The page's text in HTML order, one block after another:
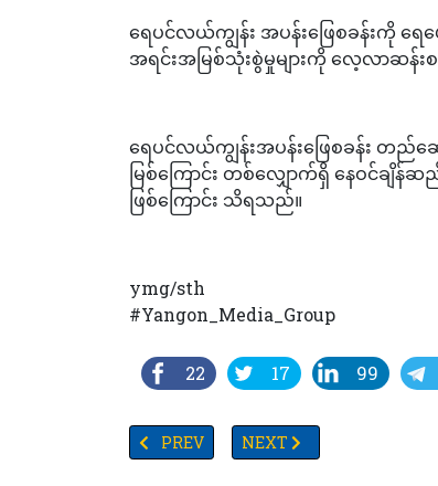
ရေပင်လယ်ကျွန်း အပန်းဖြေစခန်းကို ရ
အရင်းအမြစ်သုံးစွဲမှုများကို လေ့လာဆ
ရေပင်လယ်ကျွန်းအပန်းဖြေစခန်း တည်ဆ
မြစ်ကြောင်း တစ်လျှောက်ရှိ နေဝင်ချိန်
ဖြစ်ကြောင်း သိရသည်။
ymg/sth
#Yangon_Media_Group
22 17 99
PREVIOUS ARTICLE: ဘဏ်များနှင့်ဝ
PREV NEXT ARTICLE: FAO
NEXT